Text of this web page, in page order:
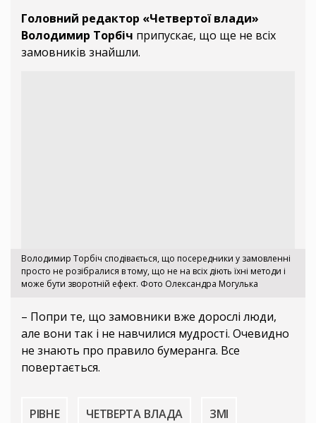
Головний редактор «Четвертої влади»
Володимир Торбіч припускає, що ще не всіх
замовників знайшли.
Володимир Торбіч сподівається, що посередники у замовленні
просто не розібралися в тому, що не на всіх діють їхні методи і
може бути зворотній ефект. Фото Олександра Могулька
– Попри те, що замовники вже дорослі люди,
але вони так і не навчилися мудрості. Очевидно
не знають про правило бумеранга. Все
повертається.
РІВНЕ ЧЕТВЕРТА ВЛАДА ЗМІ